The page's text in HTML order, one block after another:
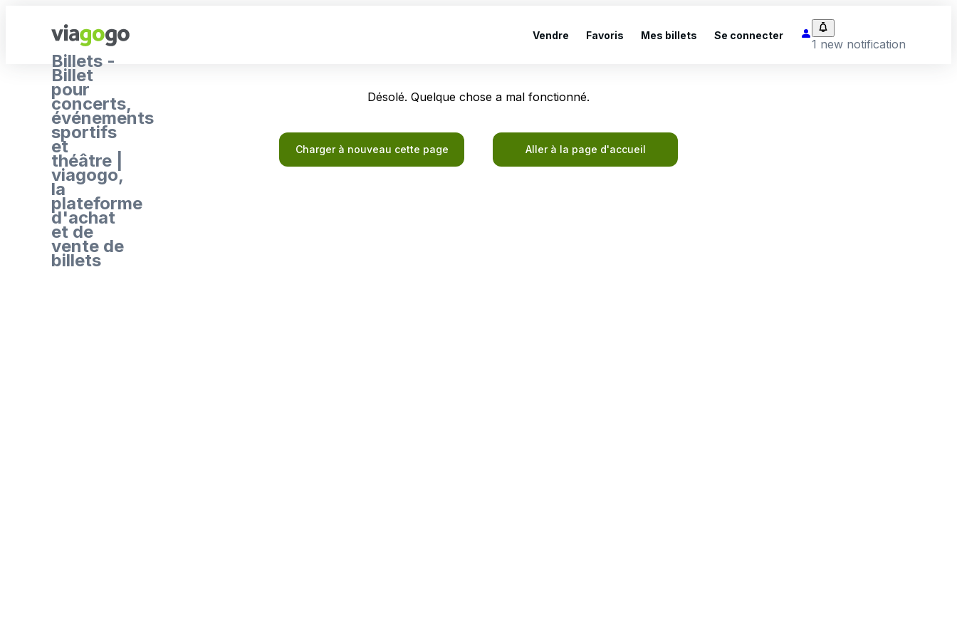
Billets -
Billet
pour
concerts,
événements
sportifs
et
théâtre |
viagogo,
la
plateforme
d'achat
et de
vente de
billets
Vendre Favoris Mes billets Se connecter
1 new notification
Désolé. Quelque chose a mal fonctionné.
Charger à nouveau cette page Aller à la page d'accueil